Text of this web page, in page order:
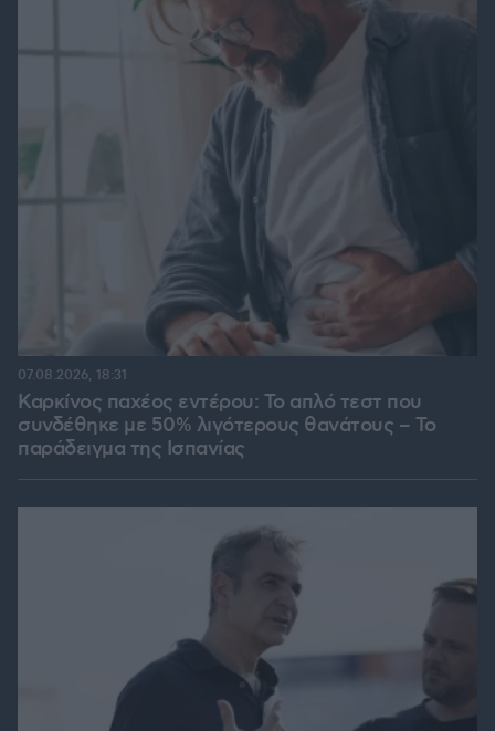
Καρκίνος παχέος εντέρου: Το απλό τεστ που
συνδέθηκε με 50% λιγότερους θανάτους – Το
παράδειγμα της Ισπανίας
07.08.2026, 18:31